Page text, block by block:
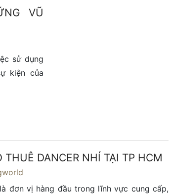
VŨ
sử dụng
kiện của
THUÊ DANCER NHÍ TẠI TP HCM
đơn vị hàng đầu trong lĩnh vực cung cấp,